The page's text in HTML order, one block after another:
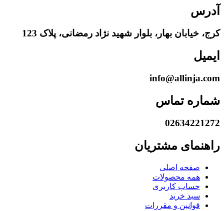
آدرس
کرج، خیابان بهار، بلوار شهید نژاد رمضانی، پلاک 123
ایمیل
info@allinja.com
شماره تماس
02634221272
راهنمای مشتریان
صفحه اصلی
همه محصولات
حساب کاربری
سبد خرید
قوانین و مقررات